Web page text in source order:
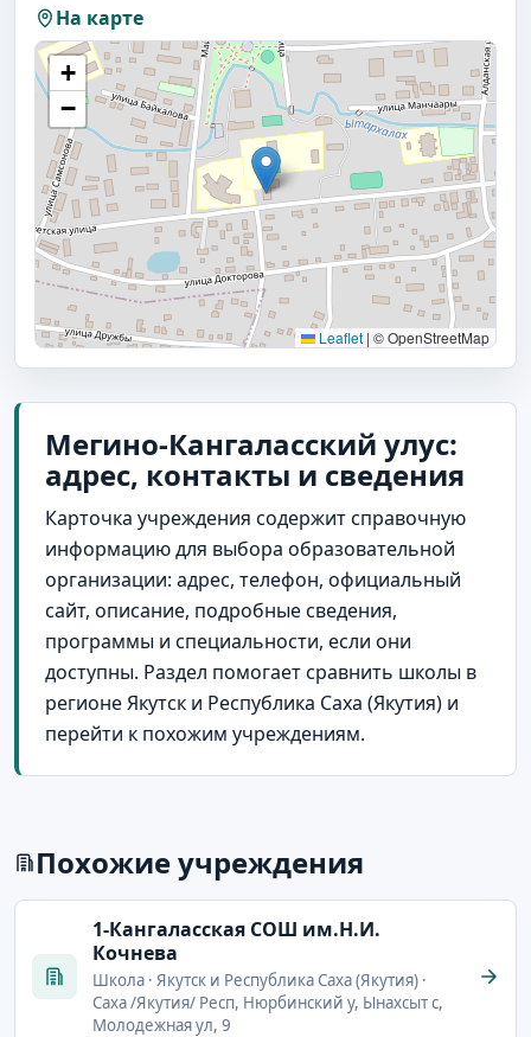
На карте
+
−
Leaflet | © OpenStreetMap
Мегино-Кангаласский улус:
адрес, контакты и сведения
Карточка учреждения содержит справочную
информацию для выбора образовательной
организации: адрес, телефон, официальный
сайт, описание, подробные сведения,
программы и специальности, если они
доступны. Раздел помогает сравнить школы в
регионе Якутск и Республика Саха (Якутия) и
перейти к похожим учреждениям.
Похожие учреждения
1-Кангаласская СОШ им.Н.И.
Кочнева
Школа · Якутск и Республика Саха (Якутия) ·
Саха /Якутия/ Респ, Нюрбинский у, Ынахсыт с,
Молодежная ул, 9